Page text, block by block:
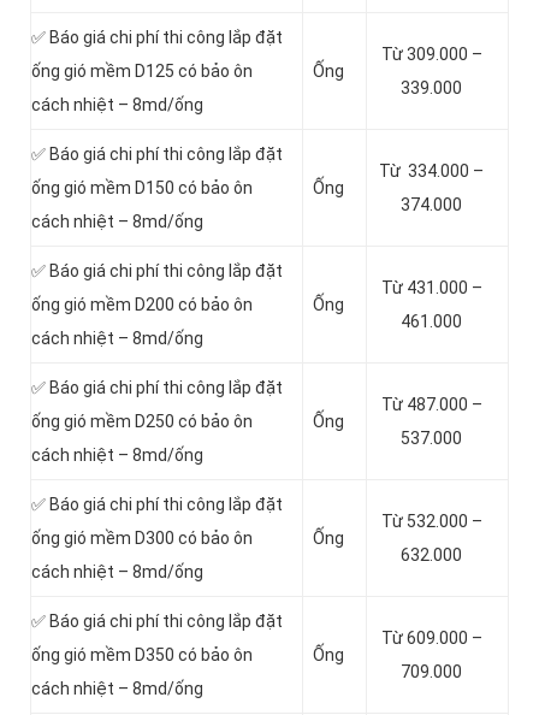
✅ Báo giá chi phí thi công lắp đặt
ống gió mềm D125 có bảo ôn
cách nhiệt – 8md/ống
Ống
Từ 309.000 –
339.000
✅ Báo giá chi phí thi công lắp đặt
ống gió mềm D150 có bảo ôn
cách nhiệt – 8md/ống
Ống
Từ 334.000 –
374.000
✅ Báo giá chi phí thi công lắp đặt
ống gió mềm D200 có bảo ôn
cách nhiệt – 8md/ống
Ống
Từ 431.000 –
461.000
✅ Báo giá chi phí thi công lắp đặt
ống gió mềm D250 có bảo ôn
cách nhiệt – 8md/ống
Ống
Từ 487.000 –
537.000
✅ Báo giá chi phí thi công lắp đặt
ống gió mềm D300 có bảo ôn
cách nhiệt – 8md/ống
Ống
Từ 532.000 –
632.000
✅ Báo giá chi phí thi công lắp đặt
ống gió mềm D350 có bảo ôn
cách nhiệt – 8md/ống
Ống
Từ 609.000 –
709.000